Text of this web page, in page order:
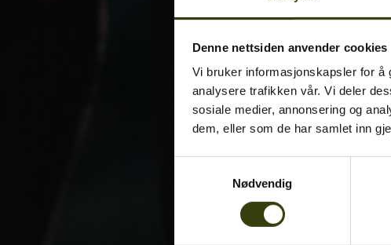
Denne nettsiden anvender cookies
Vi bruker informasjonskapsler for å
analysere trafikken vår. Vi deler
sosiale medier, annonsering og
dem, eller som de har samlet inn
Nødvendig